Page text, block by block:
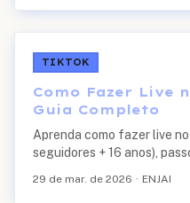
TIKTOK
Como Fazer Live
Guia Completo
Aprenda como fazer live
seguidores + 16 anos),
29 de mar. de 2026 · ENJAI